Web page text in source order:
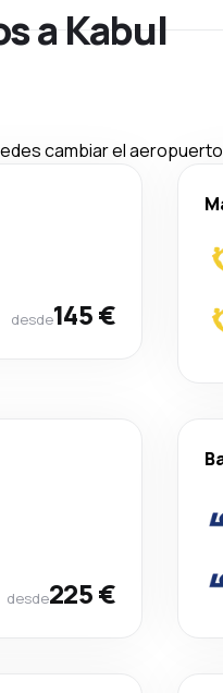
a Kabul
cambiar el
desde145 €
desde225 €